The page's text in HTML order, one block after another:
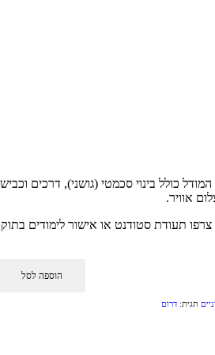
כולל בינוי סכמטי (גושני), דרכים
אוויר.
תעודת סטודנט או אישור לימודים
הוספה לסל
תגית: דרום